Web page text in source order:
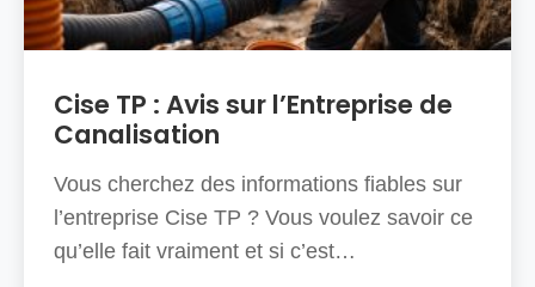
Cise TP : Avis sur l’Entreprise de
Canalisation
Vous cherchez des informations fiables sur
l’entreprise Cise TP ? Vous voulez savoir ce
qu’elle fait vraiment et si c’est…